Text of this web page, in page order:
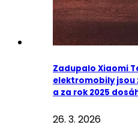
Zadupalo Xiaomi
elektromobily jsou
a za rok 2025
26. 3. 2026